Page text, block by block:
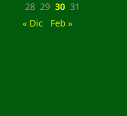
28 29 30 31
« Dic
Feb »